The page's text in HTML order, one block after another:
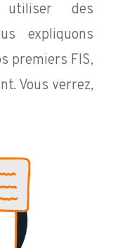
des
expliquons
premiers FIS,
Vous verrez,